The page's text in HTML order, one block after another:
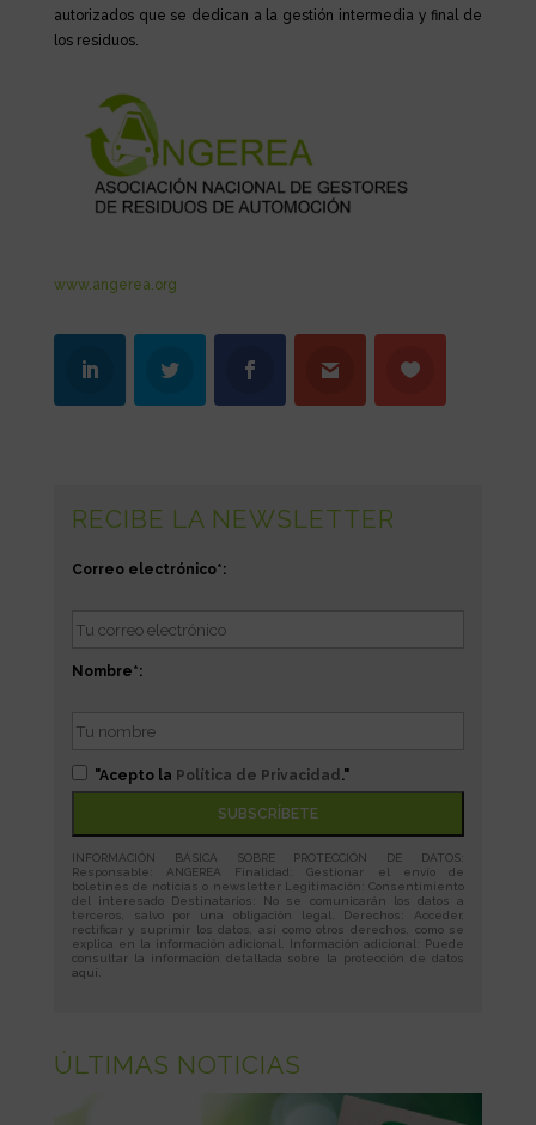
autorizados que se dedican a la gestión intermedia y final de
los residuos.
www.angerea.org
RECIBE LA NEWSLETTER
Correo electrónico*:
Nombre*:
"Acepto la Política de Privacidad ."
INFORMACIÓN BÁSICA SOBRE PROTECCIÓN DE DATOS:
Responsable: ANGEREA Finalidad: Gestionar el envío de
boletines de noticias o newsletter Legitimación: Consentimiento
del interesado Destinatarios: No se comunicarán los datos a
terceros, salvo por una obligación legal. Derechos: Acceder,
rectificar y suprimir los datos, así como otros derechos, como se
explica en la información adicional. Información adicional: Puede
consultar la información detallada sobre la protección de datos
aquí.
ÚLTIMAS NOTICIAS